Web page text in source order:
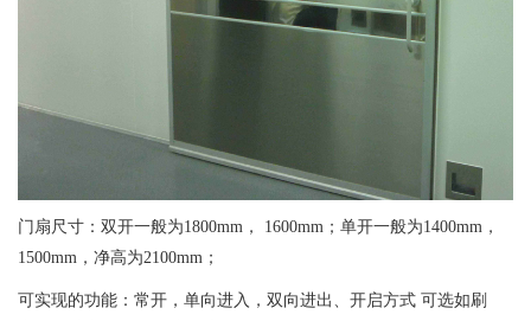
门扇尺寸：双开一般为1800mm， 1600mm；单开一般为1400mm，
1500mm，净高为2100mm；
可实现的功能：常开，单向进入，双向进出、开启方式 可选如刷